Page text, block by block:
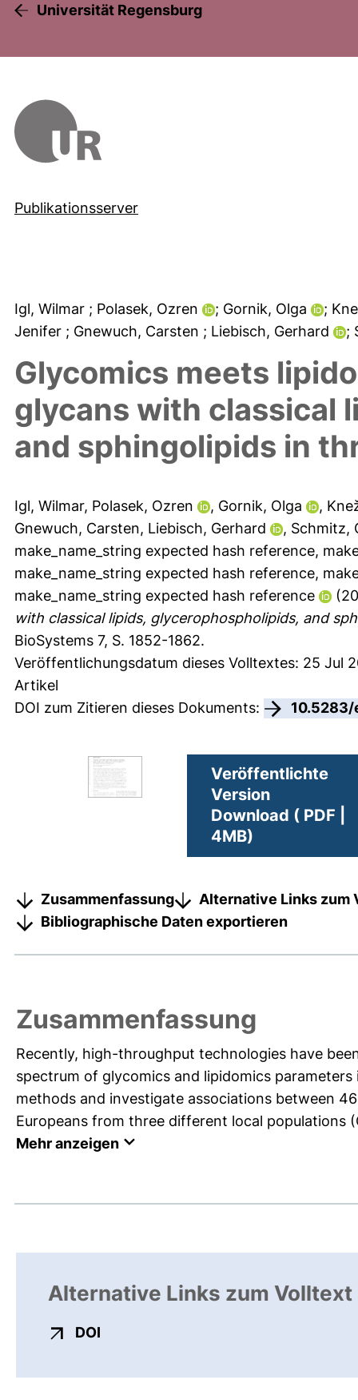
Universität Regensburg
Publikationsserver
Igl, Wilmar ; Polasek, Ozren ; Gornik, Olga
;
Jenifer ; Gnewuch, Carsten ; Liebisch, Gerhard ;
Glycomics meets
glycans with classical
and sphingolipids in
Igl, Wilmar, Polasek, Ozren , Gornik, Olga ,
Gnewuch, Carsten, Liebisch, Gerhard , Schmitz,
make_name_string expected hash reference,
make_name_string expected hash reference,
make_name_string expected hash reference
with classical lipids, glycerophospholipids, and
BioSystems 7, S. 1852-1862.
Veröffentlichungsdatum dieses Volltextes: 25 Jul
Artikel
DOI zum Zitieren dieses Dokuments:
10.5283/
Veröffentlichte
Version
Download ( PDF |
4MB)
Zusammenfassung
Alternative Links zum
Bibliographische Daten exportieren
Zusammenfassung
Recently, high-throughput technologies have
spectrum of glycomics and lipidomics
methods and investigate associations between
Europeans from three different local populations
Mehr anzeigen
Alternative Links zum Volltext
DOI